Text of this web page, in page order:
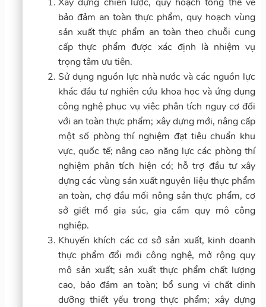
bảo đảm an toàn thực phẩm, quy hoạch vùng
sản xuất thực phẩm an toàn theo chuỗi cung
cấp thực phẩm được xác định là nhiệm vụ
trọng tâm ưu tiên.
Sử dụng nguồn lực nhà nước và các nguồn lực
khác đầu tư nghiên cứu khoa học và ứng dụng
công nghệ phục vụ việc phân tích nguy cơ đối
với an toàn thực phẩm; xây dựng mới, nâng cấp
một số phòng thí nghiệm đạt tiêu chuẩn khu
vực, quốc tế; nâng cao năng lực các phòng thí
nghiệm phân tích hiện có; hỗ trợ đầu tư xây
dựng các vùng sản xuất nguyên liệu thực phẩm
an toàn, chợ đầu mối nông sản thực phẩm, cơ
sở giết mổ gia súc, gia cầm quy mô công
nghiệp.
Khuyến khích các cơ sở sản xuất, kinh doanh
thực phẩm đổi mới công nghệ, mở rộng quy
mô sản xuất; sản xuất thực phẩm chất lượng
cao, bảo đảm an toàn; bổ sung vi chất dinh
dưỡng thiết yếu trong thực phẩm; xây dựng